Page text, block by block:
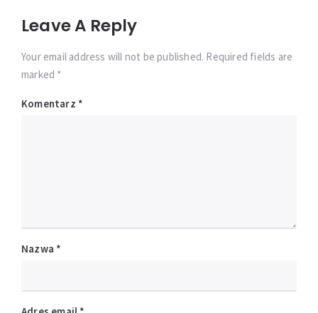
Leave A Reply
Your email address will not be published. Required fields are
marked *
Komentarz *
Nazwa *